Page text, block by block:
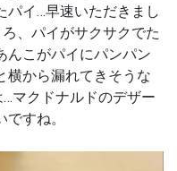
パイ…早速いただきまし
、パイがサクサクでた
んこがパイにパンパン
横から漏れてきそうな
マクドナルドのデザー
すね。